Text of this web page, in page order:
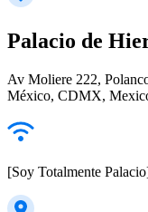
Palacio de
Av Moliere 222,
México, CDMX,
[Soy Totalmente